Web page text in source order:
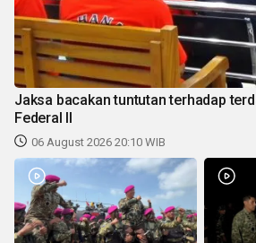
Jaksa bacakan tuntutan terhadap
Federal II
06 August 2026 20:10 WIB